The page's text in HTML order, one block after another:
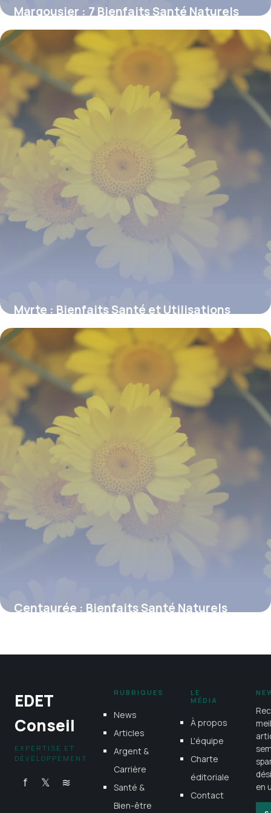
Margousier : 7 Bienfaits Santé Naturels
8 juillet 2026
Myrte : Bienfaits Santé et Utilisations
2026
Centaurée : Bienfaits Santé Naturels
EDET
Conseil
EXPERTISE ET
DÉVELOPPEMENT
f 𝕏 ≋
RUBRIQUES
News
Articles
Argent &
Carrière
Santé &
Bien-être
LE
MÉDIA
À propos
L'équipe
Charte
éditoriale
Contact
en